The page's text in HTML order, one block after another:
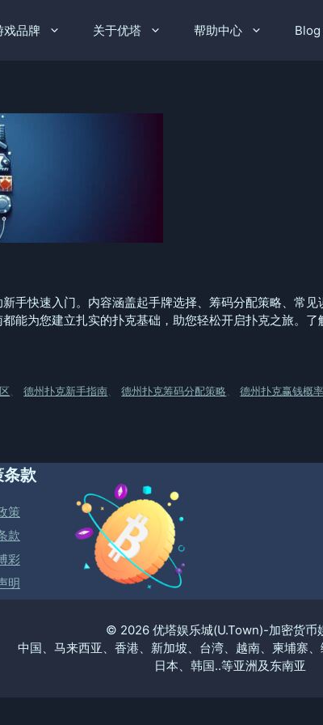
戏品牌 关于优塔 帮助中心 Blog
快速入门。内容涵盖起手牌选择、筹码分配策略、常见
能为您建立扎实的扑克基础，助您轻松开启扑克之旅。
、德州扑克新手指南 、德州扑克筹码分配策略 、德州扑克赢钱概
条款
策
款
彩
明
© 2026 优塔娱乐城(U.Town)-加密货币
中国、马来西亚、香港、新加坡、台湾、越南、柬埔寨、
日本、韩国..等亚洲及东南亚